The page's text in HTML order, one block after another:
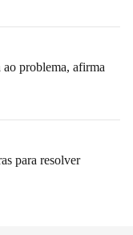
ao problema, afirma
para resolver